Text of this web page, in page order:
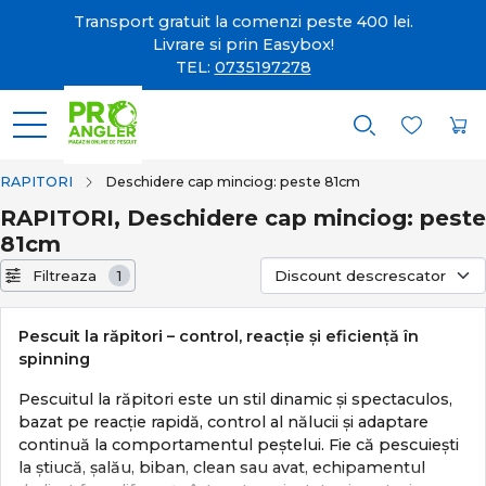
Transport gratuit la comenzi peste 400 lei.
Livrare si prin Easybox!
TEL: 0735197278
RAPITORI Deschidere cap minciog: peste 81cm
RAPITORI, Deschidere cap minciog: peste
81cm
Filtreaza 1
Pescuit la răpitori – control, reacție și eficiență în
spinning
Pescuitul la răpitori este un stil dinamic și spectaculos,
bazat pe reacție rapidă, control al nălucii și adaptare
continuă la comportamentul peștelui. Fie că pescuiești
la știucă, șalău, biban, clean sau avat, echipamentul